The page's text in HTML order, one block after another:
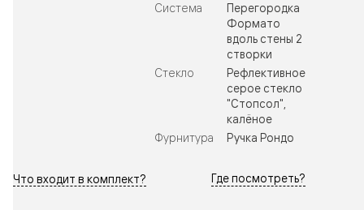
Система
Перегородка
Формато
вдоль стены 2
створки
Стекло
Рефлективное
серое стекло
"Стопсол",
калёное
Фурнитура
Ручка Рондо
Что входит в комплект? Где посмотреть?